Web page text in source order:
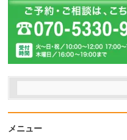
メニュー